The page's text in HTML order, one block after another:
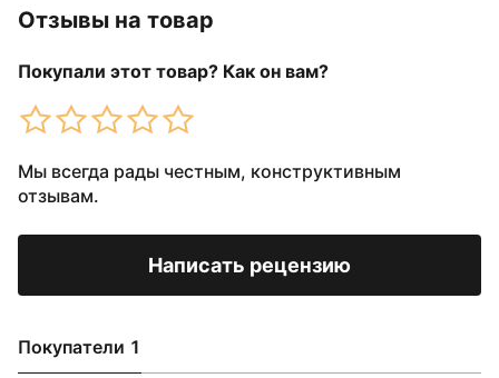
Отзывы на товар
Покупали этот товар? Как он вам?
Мы всегда рады честным, конструктивным
отзывам.
Написать рецензию
Покупатели 1